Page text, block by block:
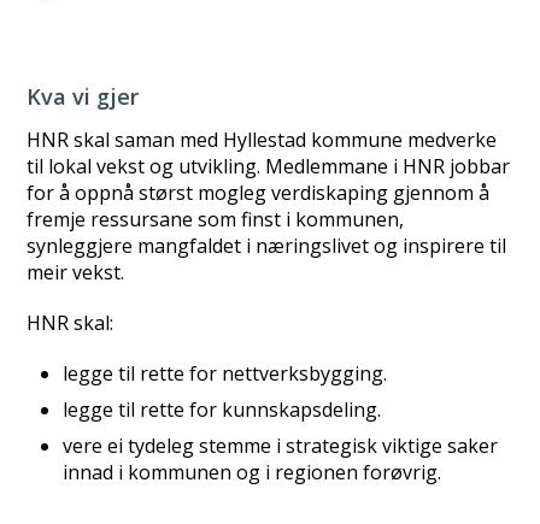
Kva vi gjer
HNR skal saman med Hyllestad kommune medverke
til lokal vekst og utvikling. Medlemmane i HNR jobbar
for å oppnå størst mogleg verdiskaping gjennom å
fremje ressursane som finst i kommunen,
synleggjere mangfaldet i næringslivet og inspirere til
meir vekst.
HNR skal:
legge til rette for nettverksbygging.
legge til rette for kunnskapsdeling.
vere ei tydeleg stemme i strategisk viktige saker
innad i kommunen og i regionen forøvrig.